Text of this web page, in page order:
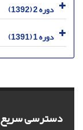
دوره 2 (1392)
دوره 1 (1391)
دسترسی سریع